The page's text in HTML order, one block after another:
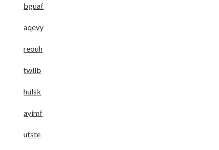
bguaf
aqevy
reouh
twllb
hulsk
ayimf
utste